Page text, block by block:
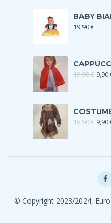
BABY
19,90€
19,90€ 9,90
16,90€ 9,90
© Copyright 2023/2024,